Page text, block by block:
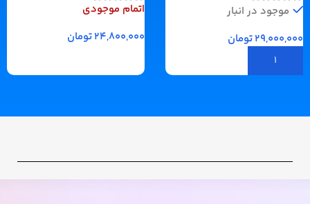
موجود در انبار
تومان
اتمام موجودی
تومان